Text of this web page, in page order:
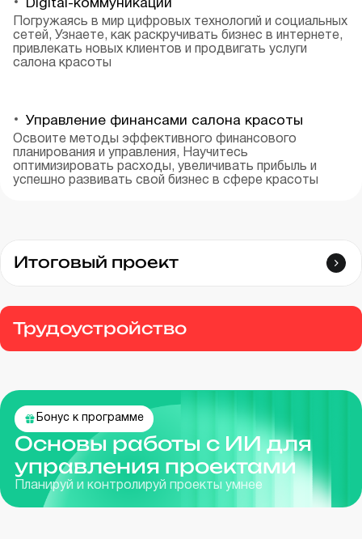
Digital-коммуникации
Погружаясь в мир цифровых технологий и социальных
сетей, Узнаете, как раскручивать бизнес в интернете,
привлекать новых клиентов и продвигать услуги
салона красоты
Управление финансами салона красоты
Освоите методы эффективного финансового
планирования и управления, Научитесь
оптимизировать расходы, увеличивать прибыль и
успешно развивать свой бизнес в сфере красоты
Итоговый проект
Трудоустройство
Бонус к программе
Основы работы с ИИ для
управления проектами
Планируй и контролируй проекты умнее